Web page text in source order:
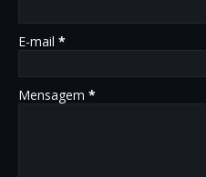
E-mail *
Mensagem *